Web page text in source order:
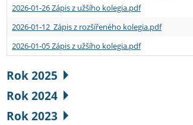
2026-01-26 Zápis z užšího kolegia.pdf
2026-01-12 Zápis z rozšířeného kolegia.pdf
2026-01-05 Zápis z užšího kolegia.pdf
Rok 2025
Rok 2024
Rok 2023